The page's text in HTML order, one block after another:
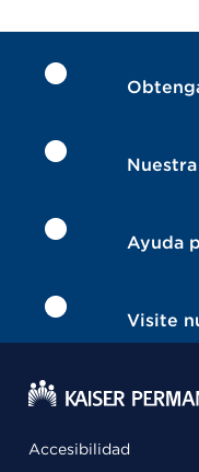
Ayuda
Visite
Accesibilidad